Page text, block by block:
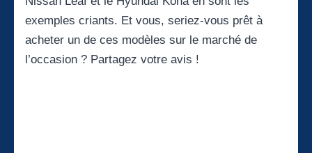
exemples criants. Et vous, seriez-vous prêt à
acheter un de ces modèles sur le marché de
l’occasion ? Partagez votre avis !